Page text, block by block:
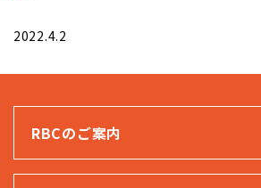
2022.4.2
RBCのご案内